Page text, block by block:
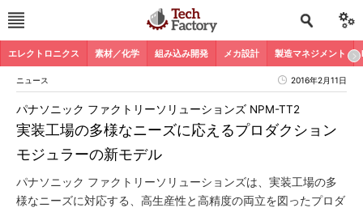
エレクトロニクス 素材／化学 組み込み開発 メカ設計 製造マネジメント
ニュース 2016年2月11日
実装工場の多様なニーズに応えるプロダクション
モジュラーの新モデル
パナソニック ファクトリーソリューションズ NPM-TT2
パナソニック ファクトリーソリューションズは、実装工場の多
様なニーズに対応する、高生産性と高精度の両立を図ったプロダ